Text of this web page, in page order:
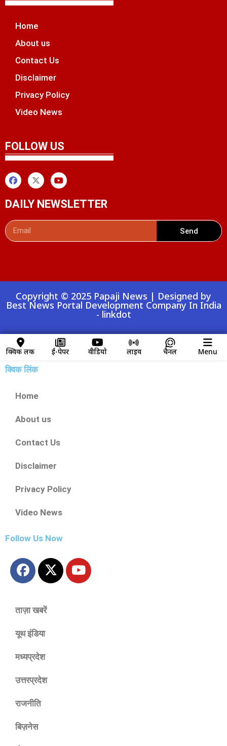
Home
About us
Contact Us
Disclaimer
Privacy Policy
Video News
FOLLOW US
DAILY NEWSLETTER
Send
Copyright © 2025 Papaji News | Designed by
Best News Portal Development Company In India
- linkdot
क्विक लिंक ई-पेपर वीडियो लाइव चैनल Menu
क्विक लिंक
Home
About us
Contact Us
Disclaimer
Privacy Policy
Video News
Follow Us Now
ताज़ा खबरें
यूथ इंडिया
मध्यप्रदेश
उत्तरप्रदेश
राजनीति
बिज़नेस